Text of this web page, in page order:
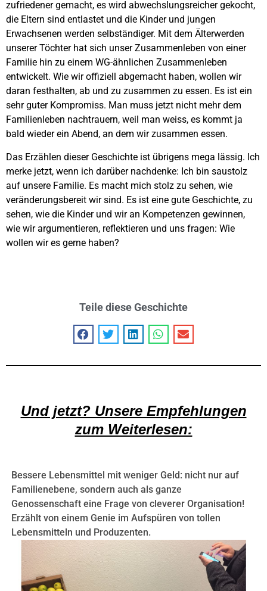
zufriedener gemacht, es wird abwechslungsreicher gekocht,
die Eltern sind entlastet und die Kinder und jungen
Erwachsenen werden selbständiger. Mit dem Älterwerden
unserer Töchter hat sich unser Zusammenleben von einer
Familie hin zu einem WG-ähnlichen Zusammenleben
entwickelt. Wie wir offiziell abgemacht haben, wollen wir
daran festhalten, ab und zu zusammen zu essen. Es ist ein
sehr guter Kompromiss. Man muss jetzt nicht mehr dem
Familienleben nachtrauern, weil man weiss, es kommt ja
bald wieder ein Abend, an dem wir zusammen essen.
Das Erzählen dieser Geschichte ist übrigens mega lässig. Ich
merke jetzt, wenn ich darüber nachdenke: Ich bin saustolz
auf unsere Familie. Es macht mich stolz zu sehen, wie
veränderungsbereit wir sind. Es ist eine gute Geschichte, zu
sehen, wie die Kinder und wir an Kompetenzen gewinnen,
wie wir argumentieren, reflektieren und uns fragen: Wie
wollen wir es gerne haben?
Teile diese Geschichte
Und jetzt? Unsere Empfehlungen
zum Weiterlesen:
Bessere Lebensmittel mit weniger Geld: nicht nur auf
Familienebene, sondern auch als ganze
Genossenschaft eine Frage von cleverer Organisation!
Erzählt von einem Genie im Aufspüren von tollen
Lebensmitteln und Produzenten.